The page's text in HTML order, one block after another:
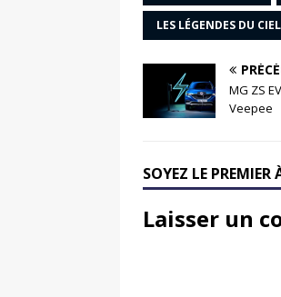
LES LÉGENDES DU CIEL
MG ZS
Veepee
SOYEZ LE
Laisser un